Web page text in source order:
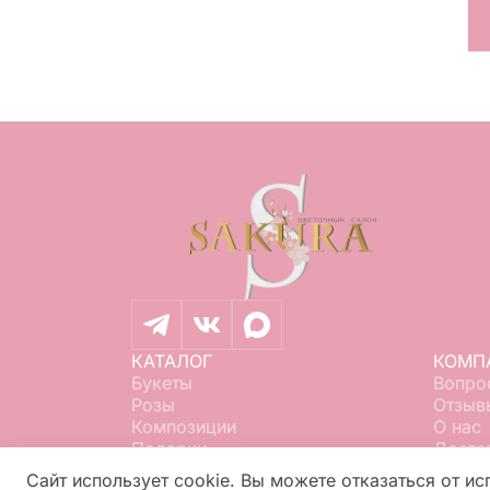
КАТАЛОГ
Букеты
Розы
Композиции
Подарки
О нас
Сайт использует cookie. Вы можете отказаться от